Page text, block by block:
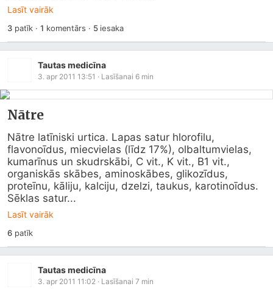
Lasīt vairāk
3patīk ·1 komentārs · 5iesaka
Tautas medicīna
3. apr 2011 13:51 · Lasīšanai 6 min
Nātre
Nātre latīniski urtica. Lapas satur hlorofilu,
flavonoīdus, miecvielas (līdz 17%), olbaltumvielas,
kumarīnus un skudrskābi, C vit., K vit., B1 vit.,
organiskās skābes, aminoskābes, glikozīdus,
proteīnu, kāliju, kalciju, dzelzi, taukus, karotinoīdus.
Sēklas satur...
Lasīt vairāk
6patīk
Tautas medicīna
3. apr 2011 11:02 · Lasīšanai 7 min